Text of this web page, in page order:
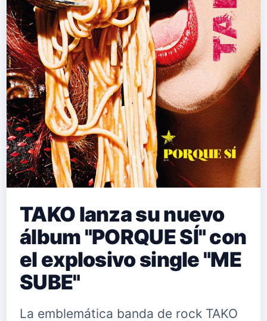
TAKO lanza su nuevo
álbum "PORQUE SÍ" con
el explosivo single "ME
SUBE"
La emblemática banda de rock TAKO